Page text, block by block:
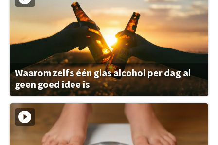
Waarom zelfs één glas alcohol per dag al
geen goed idee is